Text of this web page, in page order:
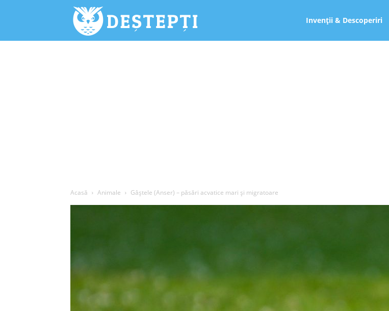
Deștepți.ro Invenții & Descoperiri
Acasă Animale Gâștele (Anser) – păsări acvatice mari și migratoare